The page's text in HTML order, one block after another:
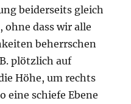
beiderseits gleich
dass wir alle
beherrschen
plötzlich auf
Höhe, um rechts
eine schiefe Ebene